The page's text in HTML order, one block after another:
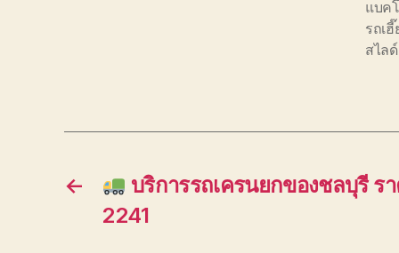
แบค
รถเ
สไล
←
บริการรถเครนยกของชลบุรี
2241